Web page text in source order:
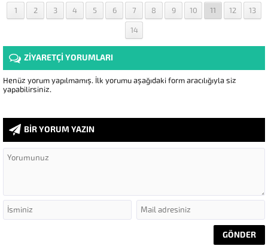
1 2 3 4 5 6 7 8 9 10 11 12 13
14
ZİYARETÇİ YORUMLARI
Henüz yorum yapılmamış. İlk yorumu aşağıdaki form aracılığıyla siz
yapabilirsiniz.
BİR YORUM YAZIN